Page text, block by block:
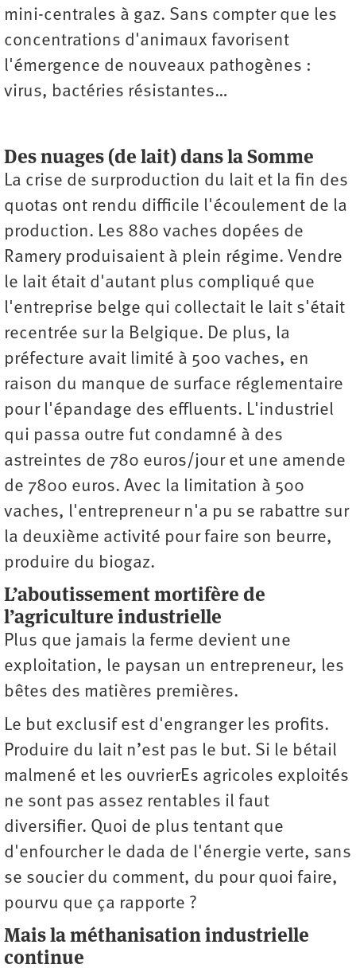
mini-centrales à gaz. Sans compter que les
concentrations d'animaux favorisent
l'émergence de nouveaux pathogènes :
virus, bactéries résistantes…
Des nuages (de lait) dans la Somme
La crise de surproduction du lait et la fin des
quotas ont rendu difficile l'écoulement de la
production. Les 880 vaches dopées de
Ramery produisaient à plein régime. Vendre
le lait était d'autant plus compliqué que
l'entreprise belge qui collectait le lait s'était
recentrée sur la Belgique. De plus, la
préfecture avait limité à 500 vaches, en
raison du manque de surface réglementaire
pour l'épandage des effluents. L'industriel
qui passa outre fut condamné à des
astreintes de 780 euros/jour et une amende
de 7800 euros. Avec la limitation à 500
vaches, l'entrepreneur n'a pu se rabattre sur
la deuxième activité pour faire son beurre,
produire du biogaz.
L’aboutissement mortifère de
l’agriculture industrielle
Plus que jamais la ferme devient une
exploitation, le paysan un entrepreneur, les
bêtes des matières premières.
Le but exclusif est d'engranger les profits.
Produire du lait n’est pas le but. Si le bétail
malmené et les ouvrierEs agricoles exploités
ne sont pas assez rentables il faut
diversifier. Quoi de plus tentant que
d'enfourcher le dada de l'énergie verte, sans
se soucier du comment, du pour quoi faire,
pourvu que ça rapporte ?
Mais la méthanisation industrielle
continue